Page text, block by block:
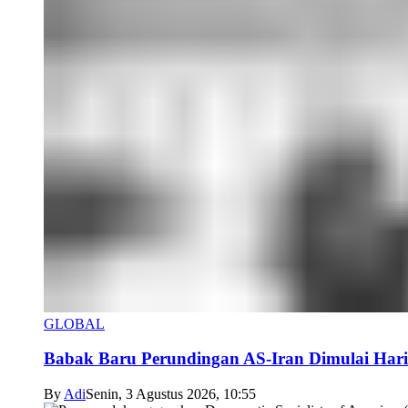
GLOBAL
Babak Baru Perundingan AS-Iran Dimulai
By AdiSenin, 3 Agustus 2026, 10:55